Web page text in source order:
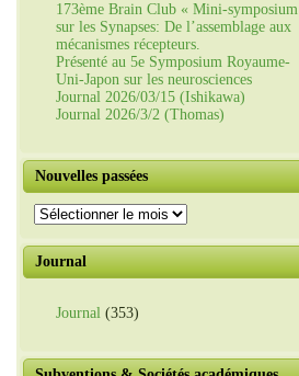
173ème Brain Club « Mini-symposium
sur les Synapses: De l’assemblage aux
mécanismes récepteurs.
Présenté au 5e Symposium Royaume-
Uni-Japon sur les neurosciences
Journal 2026/03/15 (Ishikawa)
Journal 2026/3/2 (Thomas)
Nouvelles passées
Nouvelles
passées
Journal
Journal (353)